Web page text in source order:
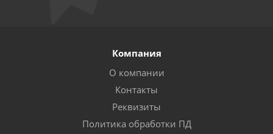
Компания
О компании
Контакты
Реквизиты
Политика обработки ПД